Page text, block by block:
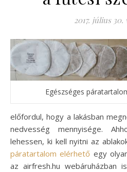
2017. július 30.
Egészséges
előfordul, hogy a lakásban
nedvesség mennyisége.
lehessen, ki kell nyitni az
páratartalom elérhető egy
az airfresh.hu webáruházban